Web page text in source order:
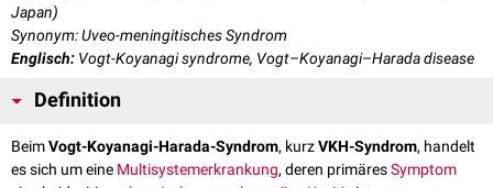
Japan)
Synonym: Uveo-meningitisches Syndrom
Englisch: Vogt-Koyanagi syndrome, Vogt–Koyanagi–Harada disease
Definition
BeimVogt-Koyanagi-Harada-Syndrom, kurzVKH-Syndrom, handelt
es sich um eine Multisystemerkrankung, deren primäresSymptom